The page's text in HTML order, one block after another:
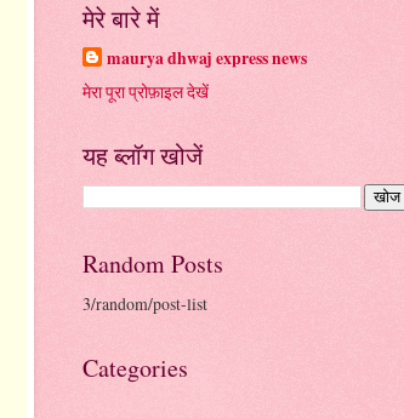
मेरे बारे में
maurya dhwaj express news
मेरा पूरा प्रोफ़ाइल देखें
यह ब्लॉग खोजें
Random Posts
3/random/post-list
Categories